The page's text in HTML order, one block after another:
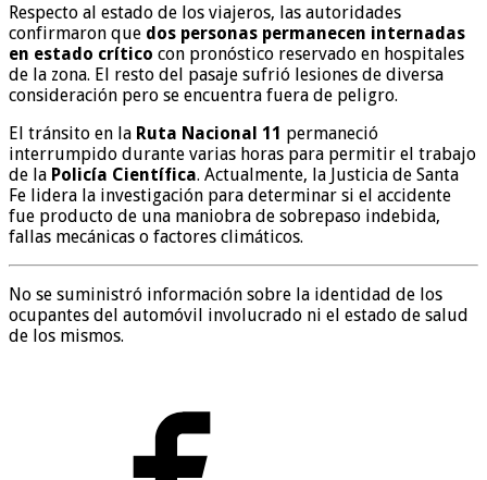
Respecto al estado de los viajeros, las autoridades
confirmaron que dos personas permanecen internadas
en estado crítico con pronóstico reservado en hospitales
de la zona. El resto del pasaje sufrió lesiones de diversa
consideración pero se encuentra fuera de peligro.
El tránsito en la Ruta Nacional 11 permaneció
interrumpido durante varias horas para permitir el trabajo
de la Policía Científica. Actualmente, la Justicia de Santa
Fe lidera la investigación para determinar si el accidente
fue producto de una maniobra de sobrepaso indebida,
fallas mecánicas o factores climáticos.
No se suministró información sobre la identidad de los
ocupantes del automóvil involucrado ni el estado de salud
de los mismos.